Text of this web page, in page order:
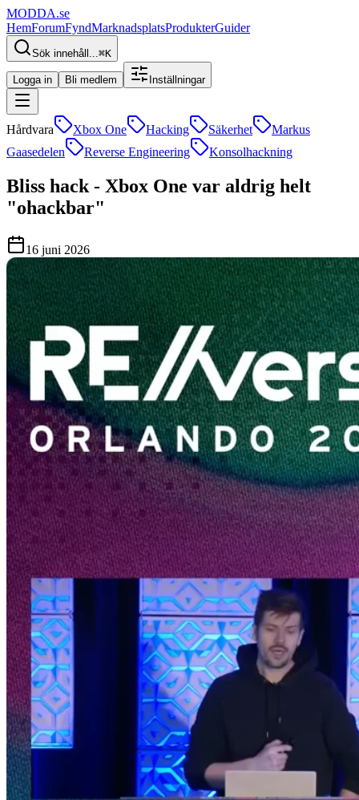
MODDA.se
HemForumFyndMarknadsplatsProdukterGuider
Sök innehåll...⌘K
Logga in Bli medlem Inställningar
Hårdvara Xbox One Hacking Säkerhet
Markus
Gaasedelen
Reverse Engineering Konsolhackning
Bliss hack - Xbox One var aldrig helt
"ohackbar"
16 juni 2026